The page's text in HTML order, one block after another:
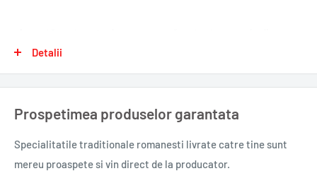
România. Care a făcut aproximativ aceleași greșeli pe care le
facem toți și faţă de părinții noştri, și faţă de copiii noştri.
Care a lăsat deoparte orice urmă de ridicol, orice frică de
judecata lumii și și-a pus pe masa discuțiilor fragmente din
Detalii
Prospetimea produselor garantata
Specialitatile traditionale romanesti livrate catre tine sunt
mereu proaspete si vin direct de la producator.